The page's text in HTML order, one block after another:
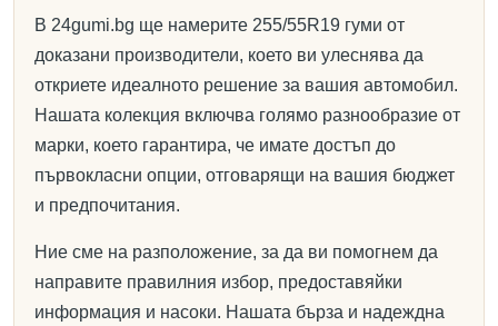
В 24gumi.bg ще намерите 255/55R19 гуми от
доказани производители, което ви улеснява да
откриете идеалното решение за вашия автомобил.
Нашата колекция включва голямо разнообразие от
марки, което гарантира, че имате достъп до
първокласни опции, отговарящи на вашия бюджет
и предпочитания.
Ние сме на разположение, за да ви помогнем да
направите правилния избор, предоставяйки
информация и насоки. Нашата бърза и надеждна